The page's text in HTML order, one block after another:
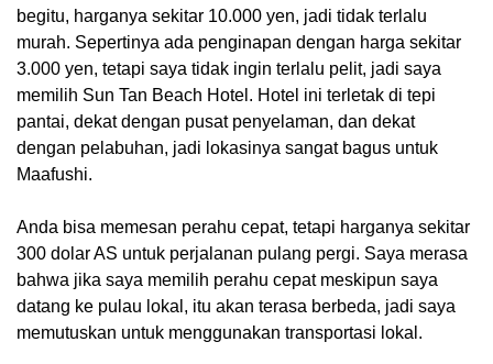
begitu, harganya sekitar 10.000 yen, jadi tidak terlalu
murah. Sepertinya ada penginapan dengan harga sekitar
3.000 yen, tetapi saya tidak ingin terlalu pelit, jadi saya
memilih Sun Tan Beach Hotel. Hotel ini terletak di tepi
pantai, dekat dengan pusat penyelaman, dan dekat
dengan pelabuhan, jadi lokasinya sangat bagus untuk
Maafushi.
Anda bisa memesan perahu cepat, tetapi harganya sekitar
300 dolar AS untuk perjalanan pulang pergi. Saya merasa
bahwa jika saya memilih perahu cepat meskipun saya
datang ke pulau lokal, itu akan terasa berbeda, jadi saya
memutuskan untuk menggunakan transportasi lokal.